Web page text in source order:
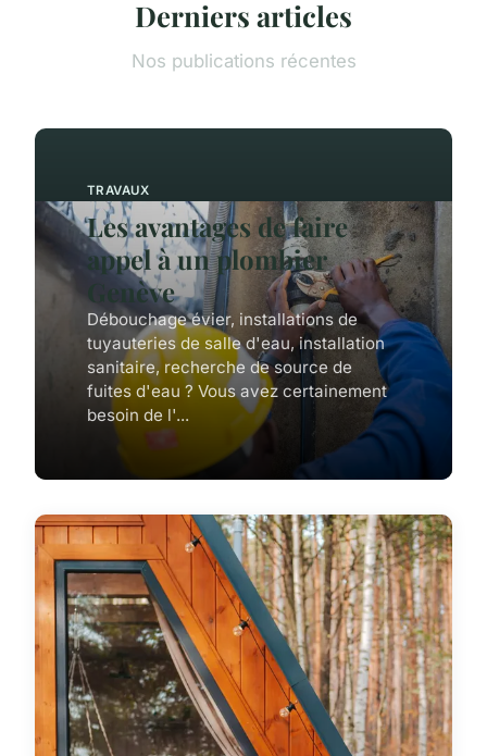
Derniers articles
Nos publications récentes
TRAVAUX
Les avantages de faire
appel à un plombier
Genève
Débouchage évier, installations de
tuyauteries de salle d'eau, installation
sanitaire, recherche de source de
fuites d'eau ? Vous avez certainement
besoin de l'...